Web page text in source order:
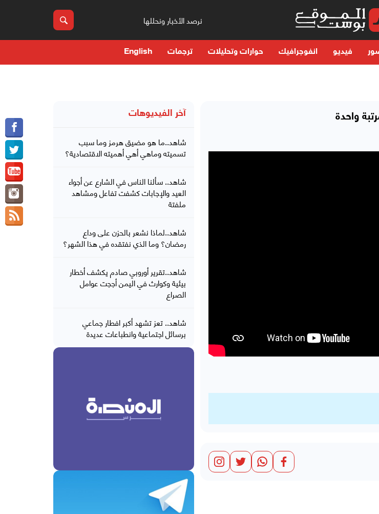
نرصد الأخبار ونحللها
فيديو انفوجرافيك حوارات وتحليلات ترجمات English
واحدة آخر الفيديوهات
شاهد..ما هو مضيق هرمز وما سبب
تسميته وماهي أهي أهميته الاقتصادية؟
شاهد.. سألنا الناس في الشارع عن أجواء
العيد والإجابات كشفت تفاعل ومشاهد
ملفتة
شاهد..لماذا نشعر بالحزن على وداع
رمضان؟ وما الذي نفتقده في هذا الشهر؟
شاهد..تقرير أوروبي صادم يكشف أخطار
بيئية وكوارث في اليمن أججت عوامل
الصراع
شاهد.. تعز تشهد أكبر افطار جماعي
برسائل اجتماعية وانطباعات عديدة